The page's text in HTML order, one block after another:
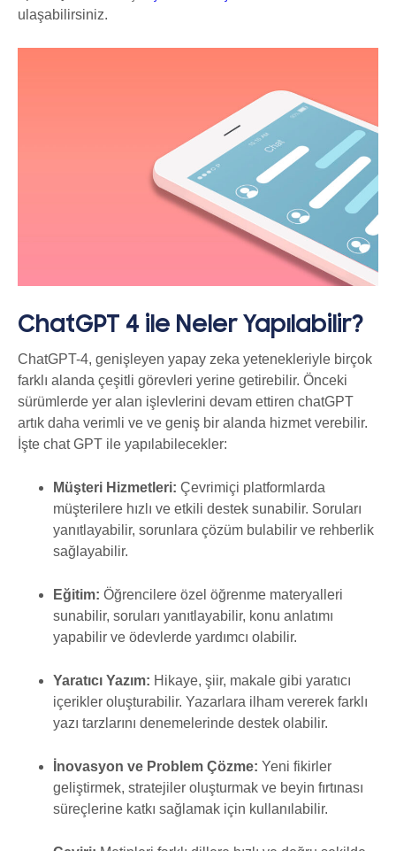
ulaşabilirsiniz.
ChatGPT 4 ile Neler Yapılabilir?
ChatGPT-4, genişleyen yapay zeka yetenekleriyle birçok
farklı alanda çeşitli görevleri yerine getirebilir. Önceki
sürümlerde yer alan işlevlerini devam ettiren chatGPT
artık daha verimli ve ve geniş bir alanda hizmet verebilir.
İşte chat GPT ile yapılabilecekler:
Müşteri Hizmetleri: Çevrimiçi platformlarda
müşterilere hızlı ve etkili destek sunabilir. Soruları
yanıtlayabilir, sorunlara çözüm bulabilir ve rehberlik
sağlayabilir.
Eğitim: Öğrencilere özel öğrenme materyalleri
sunabilir, soruları yanıtlayabilir, konu anlatımı
yapabilir ve ödevlerde yardımcı olabilir.
Yaratıcı Yazım: Hikaye, şiir, makale gibi yaratıcı
içerikler oluşturabilir. Yazarlara ilham vererek farklı
yazı tarzlarını denemelerinde destek olabilir.
İnovasyon ve Problem Çözme: Yeni fikirler
geliştirmek, stratejiler oluşturmak ve beyin fırtınası
süreçlerine katkı sağlamak için kullanılabilir.